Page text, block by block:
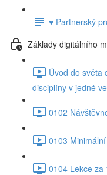
♥ Partnerský
Základy digitálního
Úvod do světa
disciplíny v jedné
0102
0103
0104 Lekce za